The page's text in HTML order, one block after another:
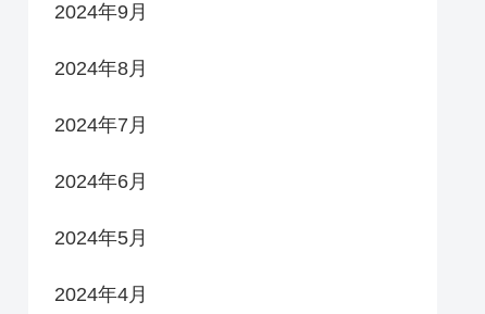
2024年9月
2024年8月
2024年7月
2024年6月
2024年5月
2024年4月